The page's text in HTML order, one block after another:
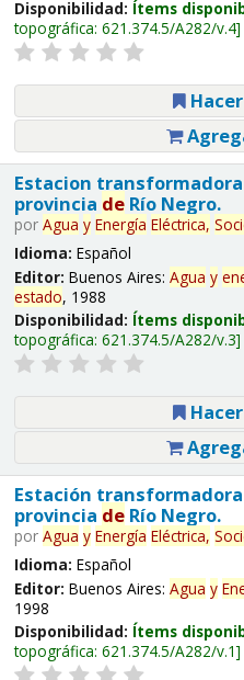
Disponibilidad: Ítems
topográfica: 621.374.5/A282/v.4
Estacion
provincia deRío Negro.
por Agua y Energía Eléctrica,
Idioma: Español
Editor: Buenos Aires: Agua y
estado, 1988
Disponibilidad: Ítems
topográfica: 621.374.5/A282/v.3
Estación
provincia deRío Negro.
por Agua y Energía Eléctrica,
Idioma: Español
Editor: Buenos Aires: Agua y
1998
Disponibilidad: Ítems
topográfica: 621.374.5/A282/v.1